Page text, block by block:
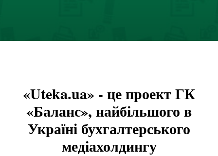
«Uteka.ua» - це проект ГК
«Баланс», найбільшого в
Україні бухгалтерського
медіахолдингу